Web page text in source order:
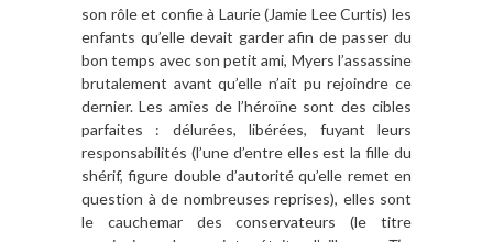
son rôle et confie à Laurie (Jamie Lee Curtis) les
enfants qu’elle devait garder afin de passer du
bon temps avec son petit ami, Myers l’assassine
brutalement avant qu’elle n’ait pu rejoindre ce
dernier. Les amies de l’héroïne sont des cibles
parfaites : délurées, libérées, fuyant leurs
responsabilités (l’une d’entre elles est la fille du
shérif, figure double d’autorité qu’elle remet en
question à de nombreuses reprises), elles sont
le cauchemar des conservateurs (le titre